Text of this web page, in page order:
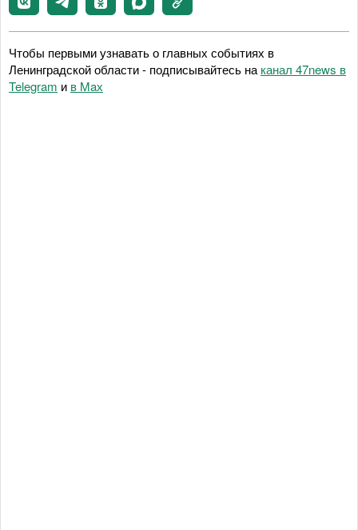
Чтобы первыми узнавать о главных событиях в
Ленинградской области - подписывайтесь на канал 47news в
Telegram и в Maх